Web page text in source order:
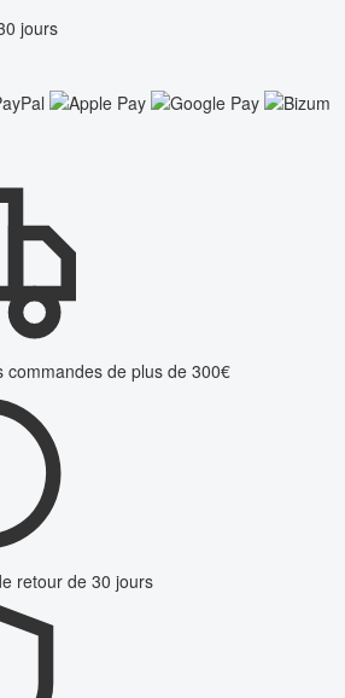
jours
commandes de plus de 300€
retour de 30 jours